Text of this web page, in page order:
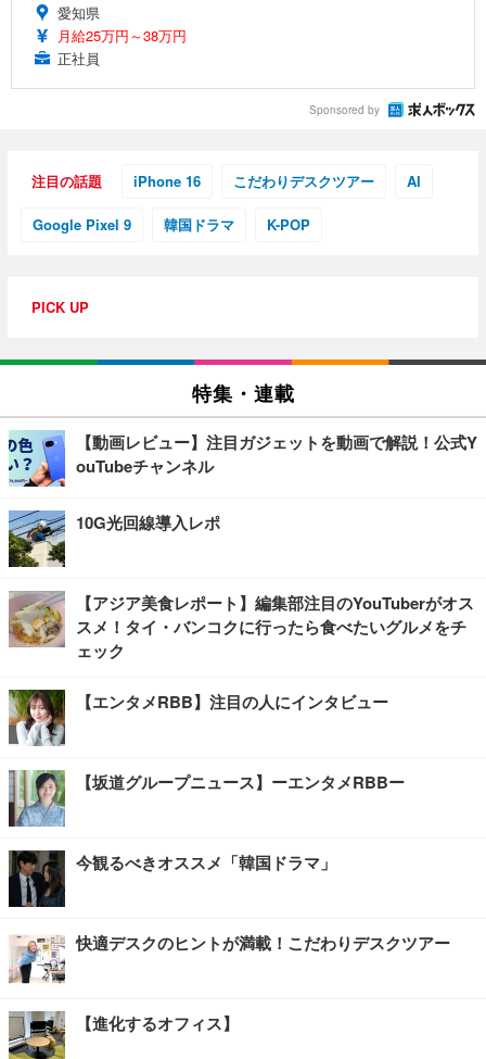
愛知県
月給25万円～38万円
正社員
Sponsored by
注目の話題 iPhone 16 こだわりデスクツアー AI
Google Pixel 9 韓国ドラマ K-POP
PICK UP
特集・連載
【動画レビュー】注目ガジェットを動画で解説！公式Y
ouTubeチャンネル
10G光回線導入レポ
【アジア美食レポート】編集部注目のYouTuberがオス
スメ！タイ・バンコクに行ったら食べたいグルメをチ
ェック
【エンタメRBB】注目の人にインタビュー
【坂道グループニュース】ーエンタメRBBー
今観るべきオススメ「韓国ドラマ」
快適デスクのヒントが満載！こだわりデスクツアー
【進化するオフィス】